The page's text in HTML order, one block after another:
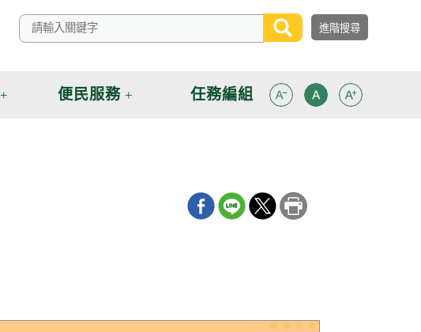
便民服務 任務編組